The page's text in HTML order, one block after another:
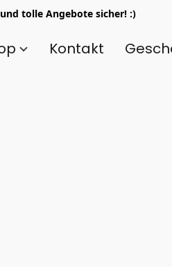
tolle Angebote sicher! :)
Kontakt